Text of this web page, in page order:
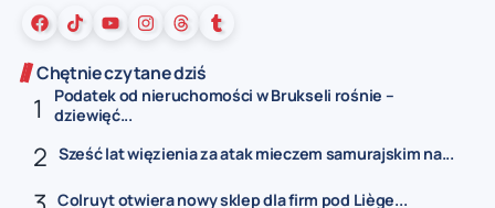
Chętnie czytane dziś
Podatek od nieruchomości w Brukseli rośnie –
dziewięć...
Sześć lat więzienia za atak mieczem samurajskim na...
Colruyt otwiera nowy sklep dla firm pod Liège...